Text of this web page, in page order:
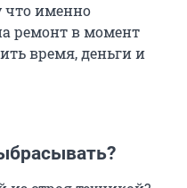
что именно
ремонт в момент
время, деньги и